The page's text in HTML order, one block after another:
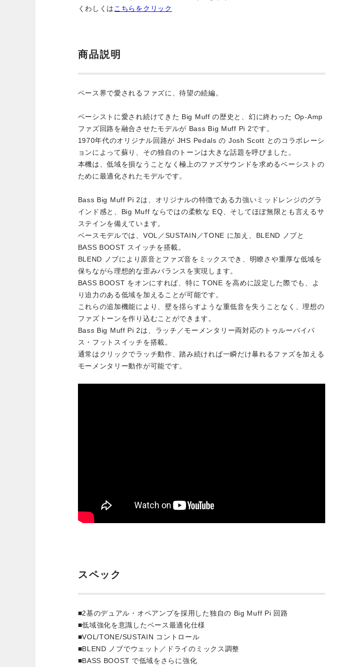
くわしくは こちらをクリック
商品説明
ベース界で愛されるファズに、待望の続編。
ベーシストに愛され続けてきた Big Muff の歴史と、幻に終わった Op-Amp
ファズ回路を融合させたモデルが Bass Big Muff Pi 2です。
1970年代のオリジナル回路が JHS Pedals の Josh Scott とのコラボレーシ
ョンによって蘇り、その独自のトーンは大きな話題を呼びました。
本機は、低域を損なうことなく極上のファズサウンドを求めるベーシストの
ために最適化されたモデルです。
Bass Big Muff Pi 2は、オリジナルの特徴である力強いミッドレンジのグラ
インド感と、Big Muff ならではの柔軟な EQ、そしてほぼ無限とも言えるサ
ステインを備えています。
ベースモデルでは、VOL／SUSTAIN／TONE に加え、BLEND ノブと
BASS BOOST スイッチを搭載。
BLEND ノブにより原音とファズ音をミックスでき、明瞭さや重厚な低域を
保ちながら理想的な歪みバランスを実現します。
BASS BOOST をオンにすれば、特に TONE を高めに設定した際でも、よ
り迫力のある低域を加えることが可能です。
これらの追加機能により、壁を揺らすような重低音を失うことなく、理想の
ファズトーンを作り込むことができます。
Bass Big Muff Pi 2は、ラッチ／モーメンタリー両対応のトゥルーバイパ
ス・フットスイッチを搭載。
通常はクリックでラッチ動作、踏み続ければ一瞬だけ暴れるファズを加える
モーメンタリー動作が可能です。
スペック
■2基のデュアル・オペアンプを採用した独自の Big Muff Pi 回路
■低域強化を意識したベース最適化仕様
■VOL/TONE/SUSTAIN コントロール
■BLEND ノブでウェット／ドライのミックス調整
■BASS BOOST で低域をさらに強化